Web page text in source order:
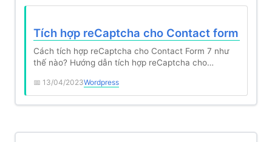
Tích hợp reCaptcha cho Contact form
Cách tích hợp reCaptcha cho Contact Form 7 như
thế nào? Hướng dẫn tích hợp reCaptcha cho
13/04/2023Wordpress